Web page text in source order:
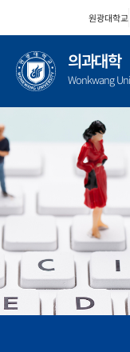
너
뛰
기
원광대학교
의과대학
Wonkwang